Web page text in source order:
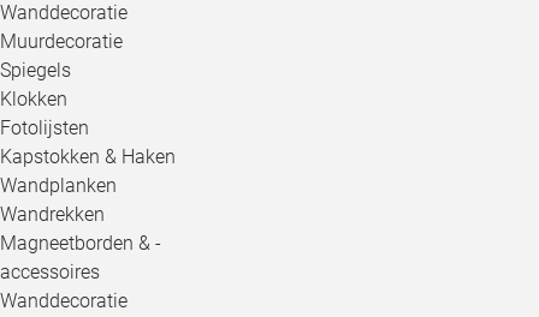
Wanddecoratie
Muurdecoratie
Spiegels
Klokken
Fotolijsten
Kapstokken & Haken
Wandplanken
Wandrekken
Magneetborden & -
accessoires
Wanddecoratie